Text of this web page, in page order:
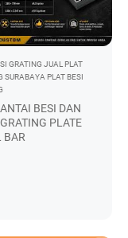
GRATING JUAL PLAT
SURABAYA PLAT BESI
BESI DAN
PLATE
BAR